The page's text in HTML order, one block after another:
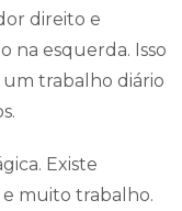
direito e
na esquerda. Isso
trabalho diário
Existe
muito trabalho.